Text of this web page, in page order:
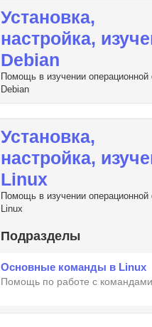
Установка,
настройка,
Debian
Помощь в изучении операционной
Debian
Установка,
настройка,
Linux
Помощь в изучении операционной
Linux
Подразделы
Основные команды в Linux
Помощь по работе с